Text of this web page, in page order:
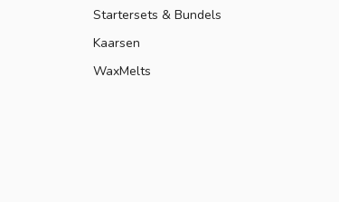
Startersets & Bundels
Kaarsen
WaxMelts